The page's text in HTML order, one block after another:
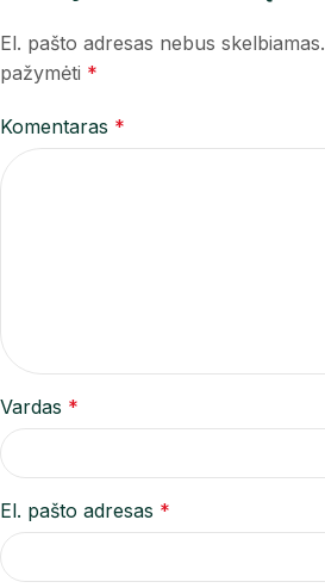
El. pašto adresas nebus skelbiamas.
pažymėti *
Komentaras *
Vardas *
El. pašto adresas *